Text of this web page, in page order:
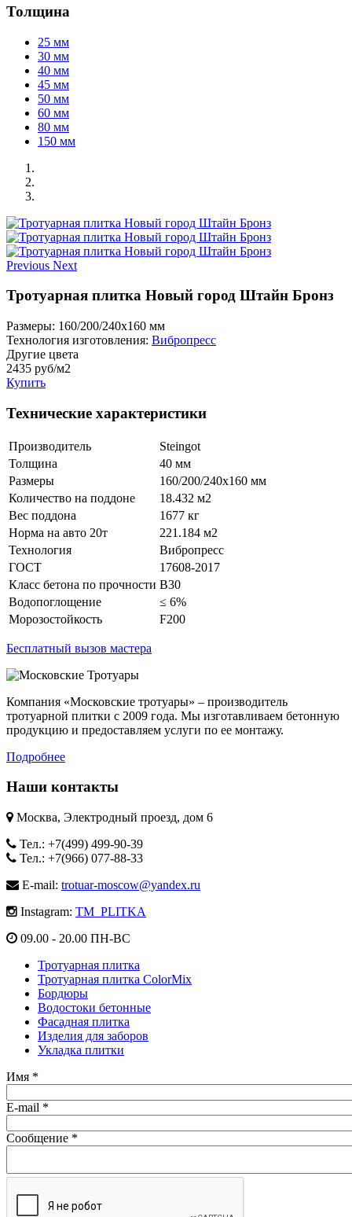
Толщина
25 мм
30 мм
40 мм
45 мм
50 мм
60 мм
80 мм
150 мм
Previous Next
Тротуарная плитка Новый город Штайн Бронз
Размеры: 160/200/240x160 мм
Технология изготовления: Вибропресс
Другие цвета
2435 руб/м2
Купить
Технические характеристики
Производитель
Steingot
Толщина
40 мм
Размеры
160/200/240x160 мм
Количество на поддоне
18.432 м2
Вес поддона
1677 кг
Норма на авто 20т
221.184 м2
Технология
Вибропресс
ГОСТ
17608-2017
Класс бетона по прочности B30
Водопоглощение
≤ 6%
Морозостойкость
F200
Бесплатный вызов мастера
Компания «Московские тротуары» – производитель
тротуарной плитки с 2009 года. Мы изготавливаем бетонную
продукцию и предоставляем услуги по ее монтажу.
Подробнее
Наши контакты
Москва, Электродный проезд, дом 6
Тел.: +7(499) 499-90-39
Тел.: +7(966) 077-88-33
E-mail: trotuar-moscow@yandex.ru
Instagram: TM_PLITKA
09.00 - 20.00 ПН-ВС
Тротуарная плитка
Тротуарная плитка ColorMix
Бордюры
Водостоки бетонные
Фасадная плитка
Изделия для заборов
Укладка плитки
Имя *
E-mail *
Сообщение *